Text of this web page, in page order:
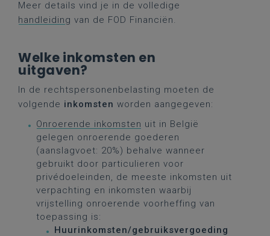
Meer details vind je in de volledige
handleiding van de FOD Financiën.
Welke inkomsten en
uitgaven?
In de rechtspersonenbelasting moeten de
volgende inkomsten worden aangegeven:
Onroerende inkomsten uit in België
gelegen onroerende goederen
(aanslagvoet: 20%) behalve wanneer
gebruikt door particulieren voor
privédoeleinden, de meeste inkomsten uit
verpachting en inkomsten waarbij
vrijstelling onroerende voorheffing van
toepassing is:
Huurinkomsten/gebruiksvergoeding